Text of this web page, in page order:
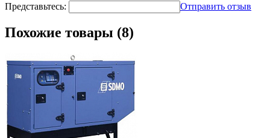
Представьтесь: Отправить отзыв
Похожие товары (8)